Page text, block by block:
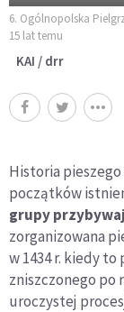
6. Ogólnopolska
15 lat temu
KAI / drr
Historia pieszego
początków
grupy
zorganizowana
w 1434 r. kiedy
zniszczonego po
uroczystej